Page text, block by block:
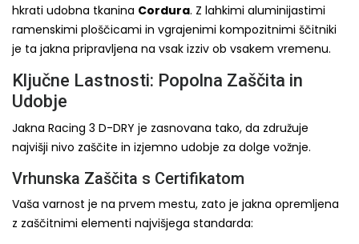
hkrati udobna tkanina Cordura. Z lahkimi aluminijastimi
ramenskimi ploščicami in vgrajenimi kompozitnimi ščitniki
je ta jakna pripravljena na vsak izziv ob vsakem vremenu.
Ključne Lastnosti: Popolna Zaščita in
Udobje
Jakna Racing 3 D-DRY je zasnovana tako, da združuje
najvišji nivo zaščite in izjemno udobje za dolge vožnje.
Vrhunska Zaščita s Certifikatom
Vaša varnost je na prvem mestu, zato je jakna opremljena
z zaščitnimi elementi najvišjega standarda: